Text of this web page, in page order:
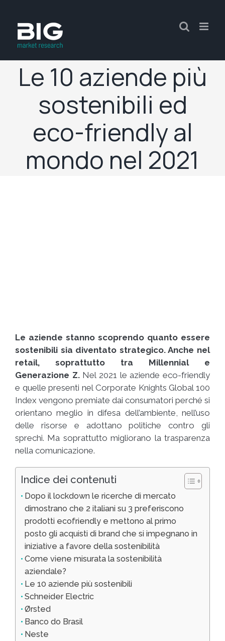
Le 10 aziende più
sostenibili ed
eco-friendly al
mondo nel 2021
Le aziende stanno scoprendo quanto essere
sostenibili sia diventato strategico. Anche nel
retail, soprattutto tra Millennial e
Generazione Z. Nel 2021 le aziende eco-friendly
e quelle presenti nel Corporate Knights Global 100
Index vengono premiate dai consumatori perché si
orientano meglio in difesa dell’ambiente, nell’uso
delle risorse e adottano politiche contro gli
sprechi. Ma soprattutto migliorano la trasparenza
nella comunicazione.
Indice dei contenuti
Dopo il lockdown le ricerche di mercato
dimostrano che 2 italiani su 3 preferiscono
prodotti ecofriendly e mettono al primo
posto gli acquisti di brand che si impegnano in
iniziative a favore della sostenibilità
Come viene misurata la sostenibilità
aziendale?
Le 10 aziende più sostenibili
Schneider Electric
Ørsted
Banco do Brasil
Neste